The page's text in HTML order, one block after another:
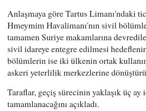
Anlaşmaya göre Tartus Limanı'ndaki
Hmeymim Havalimanı'nın sivil
tamamen Suriye makamlarına
sivil idareye entegre edilmesi
bölümlerin ise iki ülkenin ortak
askeri yeterlilik merkezlerine
Taraflar, geçiş sürecinin yaklaşık üç ay
tamamlanacağını açıkladı.